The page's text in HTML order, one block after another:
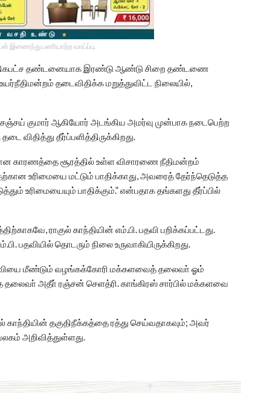
இணைந்து பணியாற்ற வாய்ப்பு.
அதிகபட்ச தண்டனையாக இரண்டு ஆண்டு சிறை தண்டணை
தடைவிதிக்க மறுத்துவிட்ட நிலையில்,
குமார் ஆகியோர் அடங்கிய அமர்வு முன்பாக நடைபெற்ற
விதித்து தீர்ப்பளித்திருக்கிறது.
காரணத்தை சூரத்தில் உள்ள விசாரணை நீதிமன்றம்
உரிமையை மட்டும் பாதிக்காது, அவரைத் தேர்ந்தெடுத்த
உரிமையையும் பாதிக்கும்.” என்பதாக தங்களது தீர்ப்பில்
ராகுல் காந்தியின் எம்.பி. பதவி பறிக்கப்பட்டது.
பதவியில் தொடரும் நிலை உருவாகியிருக்கிறது.
பதவியை மீண்டும் வழங்கக்கோரி மக்களவைத் தலைவா் ஓம்
தலைவா் அதீா் ரஞ்சன் செளத்ரி. காங்கிரஸ் சார்பில் மக்களவை
காந்தியின் தகுதிநீக்கத்தை ரத்து செய்வதாகவும்; அவர்
அறிவித்துள்ளது.